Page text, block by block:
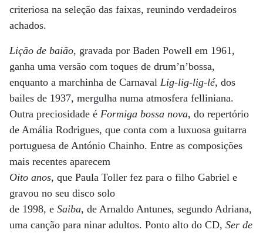
criteriosa na seleção das faixas, reunindo verdadeiros
achados.
Lição de baião, gravada por Baden Powell em 1961,
ganha uma versão com toques de drum’n’bossa,
enquanto a marchinha de Carnaval Lig-lig-lig-lé, dos
bailes de 1937, mergulha numa atmosfera felliniana.
Outra preciosidade é Formiga bossa nova, do repertório
de Amália Rodrigues, que conta com a luxuosa guitarra
portuguesa de António Chainho. Entre as composições
mais recentes aparecem
Oito anos, que Paula Toller fez para o filho Gabriel e
gravou no seu disco solo
de 1998, e Saiba, de Arnaldo Antunes, segundo Adriana,
uma canção para ninar adultos. Ponto alto do CD, Ser de